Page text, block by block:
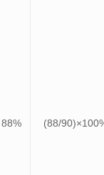
88% (88/